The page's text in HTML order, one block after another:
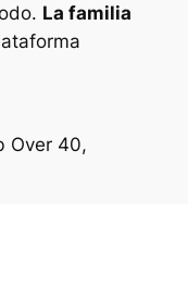
La familia
Over 40,